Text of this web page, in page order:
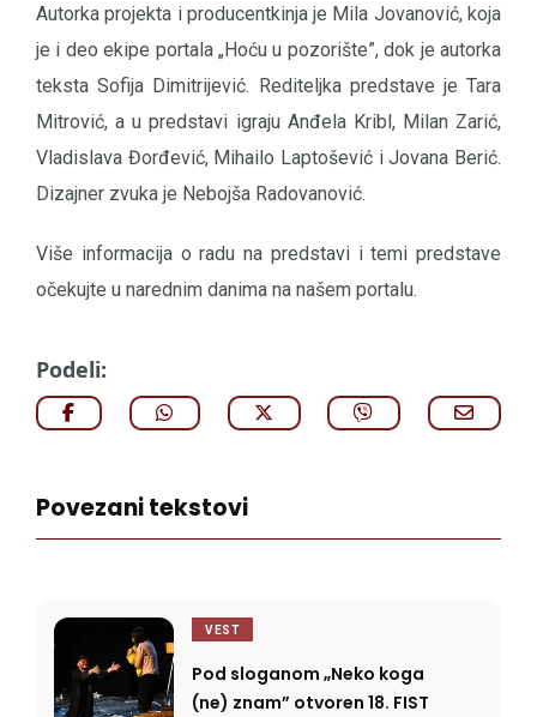
Autorka projekta i producentkinja je Mila Jovanović, koja
je i deo ekipe portala „Hoću u pozorište”, dok je autorka
teksta Sofija Dimitrijević. Rediteljka predstave je Tara
Mitrović, a u predstavi igraju Anđela Kribl, Milan Zarić,
Vladislava Đorđević, Mihailo Laptošević i Jovana Berić.
Dizajner zvuka je Nebojša Radovanović.
Više informacija o radu na predstavi i temi predstave
očekujte u narednim danima na našem portalu.
Podeli:
Povezani tekstovi
VEST
Pod sloganom „Neko koga
(ne) znam” otvoren 18. FIST